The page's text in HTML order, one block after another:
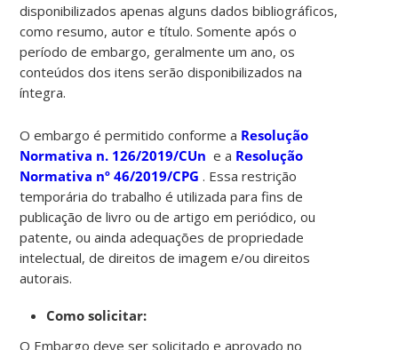
disponibilizados apenas alguns dados bibliográficos,
como resumo, autor e título. Somente após o
período de embargo, geralmente um ano, os
conteúdos dos itens serão disponibilizados na
íntegra.
O embargo é permitido conforme a Resolução
Normativa n. 126/2019/CUn e a Resolução
Normativa nº 46/2019/CPG . Essa restrição
temporária do trabalho é utilizada para fins de
publicação de livro ou de artigo em periódico, ou
patente, ou ainda adequações de propriedade
intelectual, de direitos de imagem e/ou direitos
autorais.
Como solicitar:
O Embargo deve ser solicitado e aprovado no